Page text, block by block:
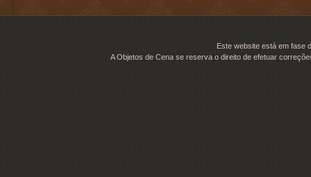
Este website está em fase
A Objetos de Cena se reserva o direito de efetuar